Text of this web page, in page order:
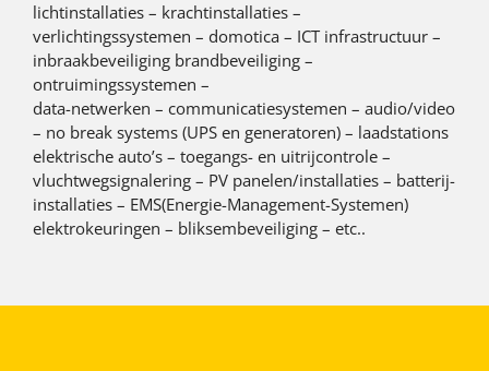
lichtinstallaties – krachtinstallaties –
verlichtingssystemen – domotica – ICT infrastructuur –
inbraakbeveiliging brandbeveiliging –
ontruimingssystemen –
data-netwerken – communicatiesystemen – audio/video
– no break systems (UPS en generatoren) – laadstations
elektrische auto’s – toegangs- en uitrijcontrole –
vluchtwegsignalering – PV panelen/installaties – batterij-
installaties – EMS(Energie-Management-Systemen)
elektrokeuringen – bliksembeveiliging – etc..